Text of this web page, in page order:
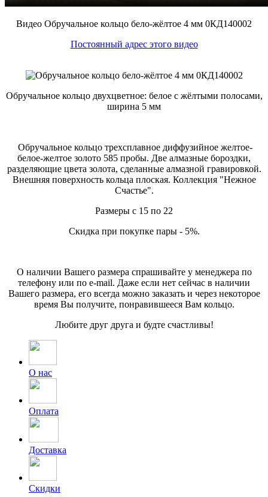
Видео Обручальное кольцо бело-жёлтое 4 мм 0КД140002
Постоянный адрес этого видео
Обручальное кольцо двухцветное: белое с жёлтыми полосами,
ширина 5 мм
Обручальное кольцо трехсплавное диффузийное желтое-
белое-желтое золото 585 пробы. Две алмазные бороздки,
разделяющие цвета золота, сделанные алмазной гравировкой.
Внешняя поверхность кольца плоская. Коллекция "Нежное
Счастье".
Размеры с 15 по 22
Скидка при покупке пары - 5%.
О наличии Вашего размера спрашивайте у менеджера по
телефону или по e-mail. Даже если нет сейчас в наличии
Вашего размера, его всегда можно заказать и через некоторое
время Вы получите, понравившееся Вам кольцо.
Любите друг друга и будте счастливы!
О нас
Оплата
Доставка
Скидки